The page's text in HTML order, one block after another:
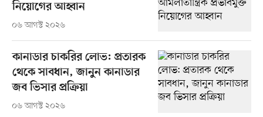
নিয়োগের আহ্বান
০৬ আগস্ট ২০২৬
কানাডার চাকরির লোভ: প্রতারক
থেকে সাবধান, জানুন কানাডার
জব ভিসার প্রক্রিয়া
০৬ আগস্ট ২০২৬